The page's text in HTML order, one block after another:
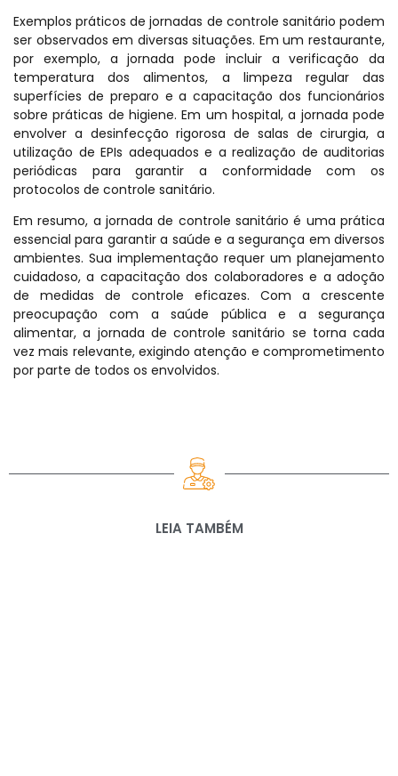
Exemplos práticos de jornadas de controle sanitário podem
ser observados em diversas situações. Em um restaurante,
por exemplo, a jornada pode incluir a verificação da
temperatura dos alimentos, a limpeza regular das
superfícies de preparo e a capacitação dos funcionários
sobre práticas de higiene. Em um hospital, a jornada pode
envolver a desinfecção rigorosa de salas de cirurgia, a
utilização de EPIs adequados e a realização de auditorias
periódicas para garantir a conformidade com os
protocolos de controle sanitário.
Em resumo, a jornada de controle sanitário é uma prática
essencial para garantir a saúde e a segurança em diversos
ambientes. Sua implementação requer um planejamento
cuidadoso, a capacitação dos colaboradores e a adoção
de medidas de controle eficazes. Com a crescente
preocupação com a saúde pública e a segurança
alimentar, a jornada de controle sanitário se torna cada
vez mais relevante, exigindo atenção e comprometimento
por parte de todos os envolvidos.
LEIA TAMBÉM